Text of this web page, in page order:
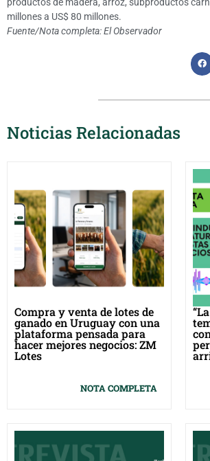
millones a US$ 80 millones.
Fuente/Nota completa:El Observador
Noticias Relacionadas
Compra y venta de lotes de
ganado en Uruguay con una
plataforma pensada para
hacer mejores negocios: ZM
Lotes
NOTA COMPLETA